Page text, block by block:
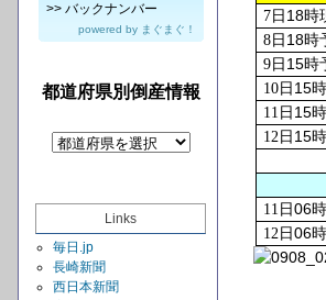
>> バックナンバー
powered by まぐまぐ！
都道府県別倒産情報
Links
毎日.jp
長崎新聞
西日本新聞
7 日 18時
8 日 18時
9 日 15時
10 日 15
11 日 15
12 日 15
11 日06
12 日06